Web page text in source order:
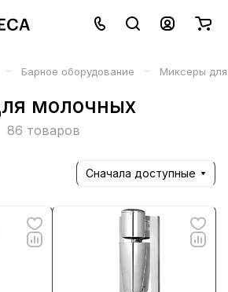
– Барное оборудование – Миксеры
молочных
86 товаров
Сначала доступные